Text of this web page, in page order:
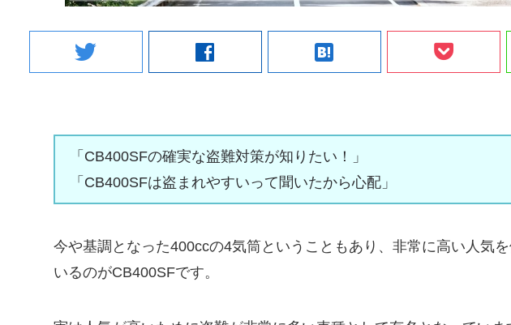
twitter facebook hatenabookmark
「CB400SFの確実な盗難対策が知りたい！」
「CB400SFは盗まれやすいって聞いたから心配」
今や基調となった400ccの4気筒ということもあり、非常に高い人気
いるのがCB400SFです。